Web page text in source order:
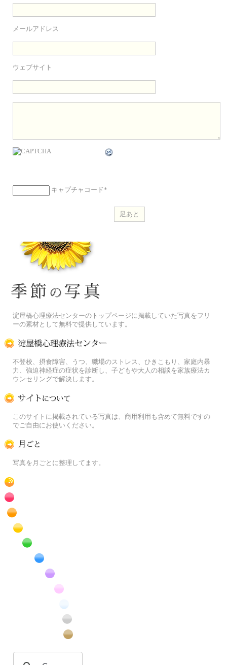
メールアドレス
ウェブサイト
キャプチャコード *
淀屋橋心理療法センターのトップページに掲載していた写真をフリ
ーの素材として無料で提供しています。
不登校、摂食障害、うつ、職場のストレス、ひきこもり、家庭内暴
力、強迫神経症の症状を診断し、子どもや大人の相談を家族療法カ
ウンセリングで解決します。
このサイトに掲載されている写真は、商用利用も含めて無料ですの
でご自由にお使いください。
写真を月ごとに整理してます。
RSS
赤色の花のフリー写真素材
橙色の花のフリー写真素材
黄色の花のフリー写真素材
緑色の花のフリー写真素材
青色の花のフリー写真素材
紫色の花のフリー写真素材
白色の花のフリー写真素材
昆虫のフリー写真素材